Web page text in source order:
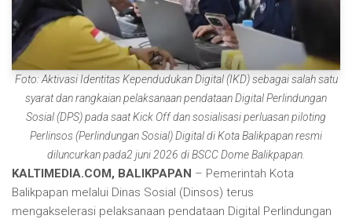
Foto: Aktivasi Identitas Kependudukan Digital (IKD) sebagai salah satu
syarat dan rangkaian pelaksanaan pendataan Digital Perlindungan
Sosial (DPS) pada saat Kick Off dan sosialisasi perluasan piloting
Perlinsos (Perlindungan Sosial) Digital di Kota Balikpapan resmi
diluncurkan pada2 juni 2026 di BSCC Dome Balikpapan.
KALTIMEDIA.COM, BALIKPAPAN – Pemerintah Kota
Balikpapan melalui Dinas Sosial (Dinsos) terus
mengakselerasi pelaksanaan pendataan Digital Perlindungan